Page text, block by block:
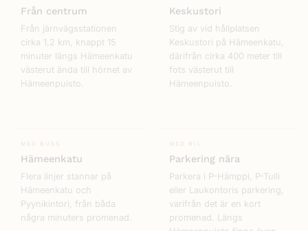
Från centrum
Från järnvägsstationen
cirka 1,2 km, knappt 15
minuter längs Hämeenkatu
västerut ända till hörnet av
Hämeenpuisto.
Keskustori
Stig av vid hållplatsen
Keskustori på Hämeenkatu,
därifrån cirka 400 meter till
fots västerut till
Hämeenpuisto.
MED BUSS
Hämeenkatu
Flera linjer stannar på
Hämeenkatu och
Pyynikintori, från båda
några minuters promenad.
MED BIL
Parkering nära
Parkera i P-Hämppi, P-Tulli
eller Laukontoris parkering,
varifrån det är en kort
promenad. Längs